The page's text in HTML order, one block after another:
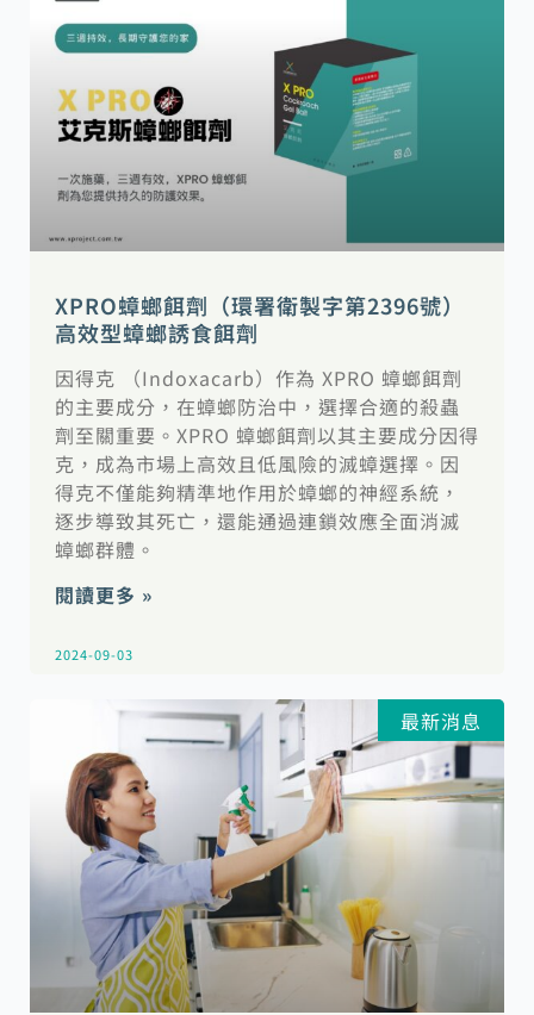
XPRO蟑螂餌劑（環署衛製字第2396號）
高效型蟑螂誘食餌劑
因得克 （Indoxacarb）作為 XPRO 蟑螂餌劑
的主要成分，在蟑螂防治中，選擇合適的殺蟲
劑至關重要。XPRO 蟑螂餌劑以其主要成分因得
克，成為市場上高效且低風險的滅蟑選擇。因
得克不僅能夠精準地作用於蟑螂的神經系統，
逐步導致其死亡，還能通過連鎖效應全面消滅
蟑螂群體。
閱讀更多 »
2024-09-03
最新消息